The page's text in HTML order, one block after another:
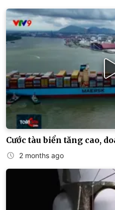
Cước tàu biển tăng cao,
2 months ago